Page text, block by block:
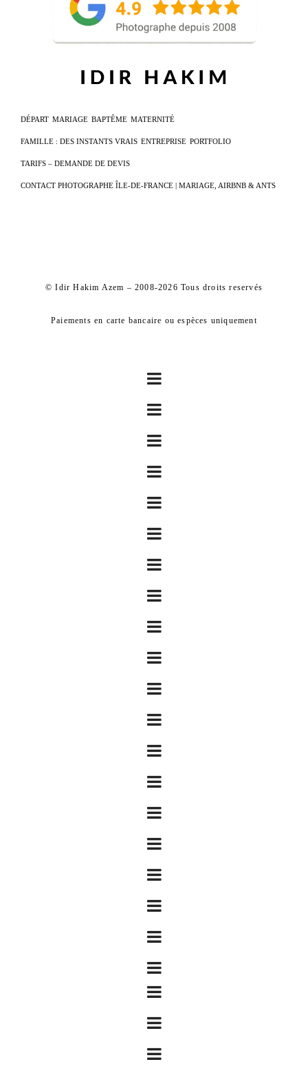
DÉPART MARIAGE BAPTÊME MATERNITÉ
FAMILLE : DES INSTANTS VRAIS ENTREPRISE PORTFOLIO
TARIFS – DEMANDE DE DEVIS
CONTACT PHOTOGRAPHE ÎLE-DE-FRANCE | MARIAGE, AIRBNB & ANTS
© Idir Hakim Azem – 2008-2026 Tous droits reservés
Paiements en carte bancaire ou espèces uniquement